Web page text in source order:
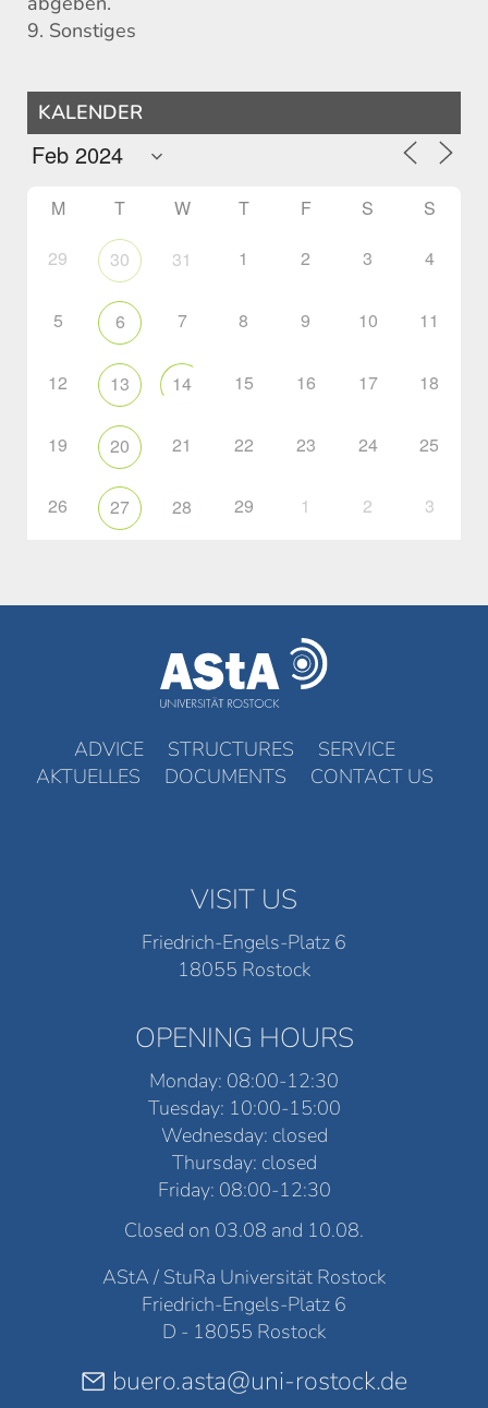
9. Sonstiges
KALENDER
M T W T F S S
29 30 31 1 2 3 4
5 6 7 8 9 10 11
12 13 14 15 16 17 18
19 20 21 22 23 24 25
26 27 28 29 1 2 3
ADVICE STRUCTURES
SERVICE
AKTUELLES
DOCUMENTS CONTACT US
VISIT US
Friedrich-Engels-Platz 6
18055 Rostock
OPENING HOURS
Monday: 08:00-12:30
Tuesday: 10:00-15:00
Wednesday: closed
Thursday: closed
Friday: 08:00-12:30
Closed on 03.08 and 10.08.
AStA / StuRa Universität Rostock
Friedrich-Engels-Platz 6
D - 18055 Rostock
buero.asta@uni-rostock.de